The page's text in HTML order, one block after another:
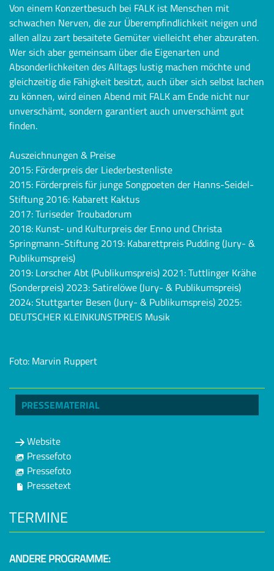
Von einem Konzertbesuch bei FALK ist Menschen mit
schwachen Nerven, die zur Überempfindlichkeit neigen und
allen allzu zart besaitete Gemüter vielleicht eher abzuraten.
Wer sich aber gemeinsam über die Eigenarten und
Absonderlichkeiten des Alltags lustig machen möchte und
gleichzeitig die Fähigkeit besitzt, auch über sich selbst lachen
zu können, wird einen Abend mit FALK am Ende nicht nur
unverschämt, sondern garantiert auch unverschämt gut
finden.
Auszeichnungen & Preise
2015: Förderpreis der Liederbestenliste
2015: Förderpreis für junge Songpoeten der Hanns-Seidel-
Stiftung 2016: Kabarett Kaktus
2017: Turiseder Troubadorum
2018: Kunst- und Kulturpreis der Enno und Christa
Springmann-Stiftung 2019: Kabarettpreis Pudding (Jury- &
Publikumspreis)
2019: Lorscher Abt (Publikumspreis) 2021: Tuttlinger Krähe
(Sonderpreis) 2023: Satirelöwe (Jury- & Publikumspreis)
2024: Stuttgarter Besen (Jury- & Publikumspreis) 2025:
DEUTSCHER KLEINKUNSTPREIS Musik
Foto: Marvin Ruppert
PRESSEMATERIAL
Website
Pressefoto
Pressefoto
Pressetext
TERMINE
ANDERE PROGRAMME: